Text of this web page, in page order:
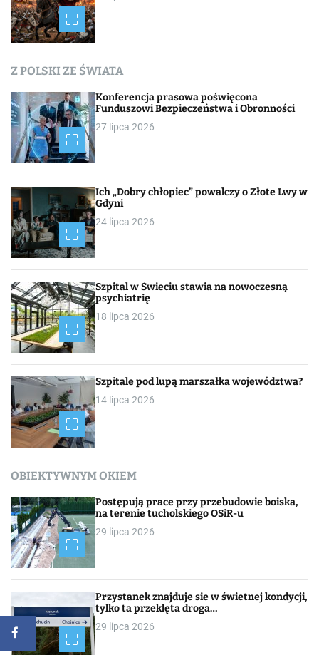
s
a
Z POLSKI ZE ŚWIATA
Konferencja prasowa poświęcona
Funduszowi Bezpieczeństwa i Obronności
27 lipca 2026
Ich „Dobry chłopiec” powalczy o Złote Lwy w
Gdyni
24 lipca 2026
Szpital w Świeciu stawia na nowoczesną
psychiatrię
18 lipca 2026
Szpitale pod lupą marszałka województwa?
14 lipca 2026
OBIEKTYWNYM OKIEM
Postępują prace przy przebudowie boiska,
na terenie tucholskiego OSiR-u
29 lipca 2026
Przystanek znajduje sie w świetnej kondycji,
tylko ta przeklęta droga…
29 lipca 2026